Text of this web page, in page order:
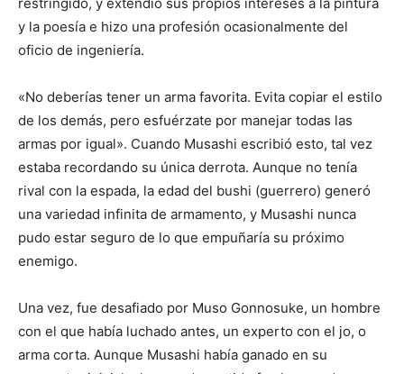
y la poesía e hizo una profesión ocasionalmente del
oficio de ingeniería.
«No deberías tener un arma favorita. Evita copiar el estilo
de los demás, pero esfuérzate por manejar todas las
armas por igual». Cuando Musashi escribió esto, tal vez
estaba recordando su única derrota. Aunque no tenía
rival con la espada, la edad del bushi (guerrero) generó
una variedad infinita de armamento, y Musashi nunca
pudo estar seguro de lo que empuñaría su próximo
enemigo.
Una vez, fue desafiado por Muso Gonnosuke, un hombre
con el que había luchado antes, un experto con el jo, o
arma corta. Aunque Musashi había ganado en su